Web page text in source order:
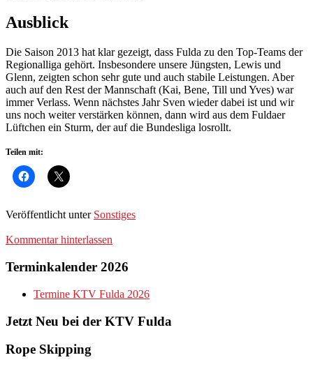
Ausblick
Die Saison 2013 hat klar gezeigt, dass Fulda zu den Top-Teams der
Regionalliga gehört. Insbesondere unsere Jüngsten, Lewis und
Glenn, zeigten schon sehr gute und auch stabile Leistungen. Aber
auch auf den Rest der Mannschaft (Kai, Bene, Till und Yves) war
immer Verlass. Wenn nächstes Jahr Sven wieder dabei ist und wir
uns noch weiter verstärken können, dann wird aus dem Fuldaer
Lüftchen ein Sturm, der auf die Bundesliga losrollt.
Teilen mit:
Veröffentlicht unter Sonstiges
Kommentar hinterlassen
Terminkalender 2026
Termine KTV Fulda 2026
Jetzt Neu bei der KTV Fulda
Rope Skipping